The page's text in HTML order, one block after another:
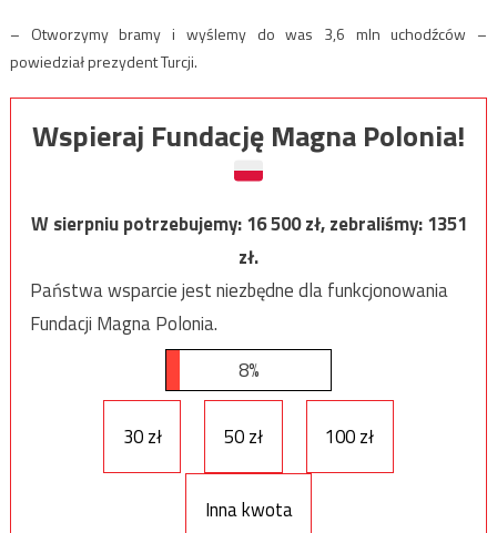
– Otworzymy bramy i wyślemy do was 3,6 mln uchodźców –
powiedział prezydent Turcji.
Wspieraj Fundację Magna Polonia!
W sierpniu potrzebujemy:16 500zł, zebraliśmy:1351
zł.
Państwa wsparcie jest niezbędne dla funkcjonowania
Fundacji Magna Polonia.
8%
30 zł 50 zł 100 zł
Inna kwota